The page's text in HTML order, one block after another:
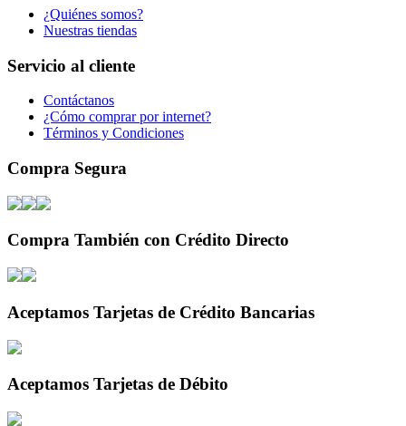
¿Quiénes somos?
Nuestras tiendas
Servicio al cliente
Contáctanos
¿Cómo comprar por internet?
Términos y Condiciones
Compra Segura
Compra También con Crédito Directo
Aceptamos Tarjetas de Crédito Bancarias
Aceptamos Tarjetas de Débito